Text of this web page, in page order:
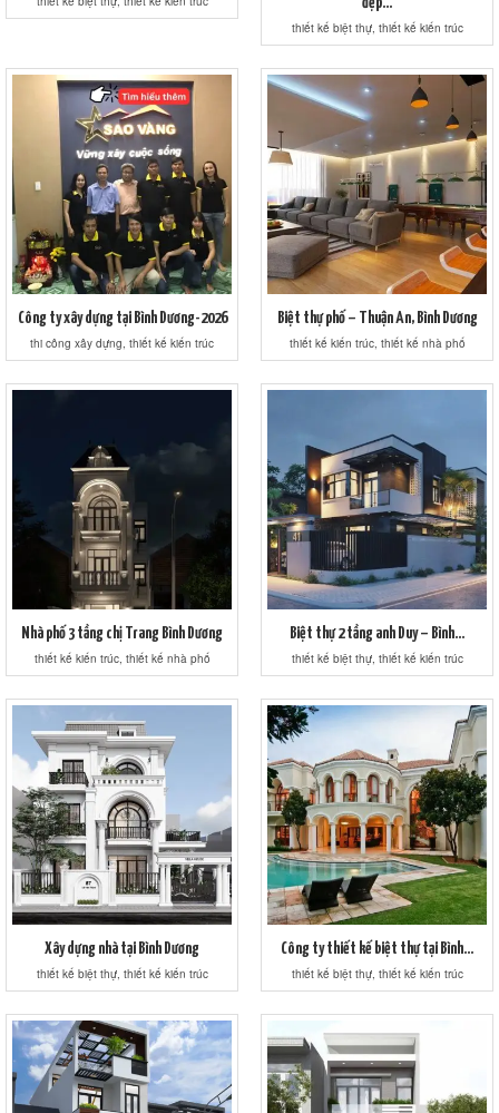
thiết kế biệt thự, thiết kế kiến trúc
Công ty xây dựng tại Bình Dương-2026
thi công xây dựng, thiết kế kiến trúc
Biệt thự phố – Thuận An, Bình Dương
thiết kế kiến trúc, thiết kế nhà phố
Nhà phố 3 tầng chị Trang Bình Dương
thiết kế kiến trúc, thiết kế nhà phố
Biệt thự 2 tầng anh Duy – Bình...
thiết kế biệt thự, thiết kế kiến trúc
Xây dựng nhà tại Bình Dương
thiết kế biệt thự, thiết kế kiến trúc
Công ty thiết kế biệt thự tại Bình...
thiết kế biệt thự, thiết kế kiến trúc